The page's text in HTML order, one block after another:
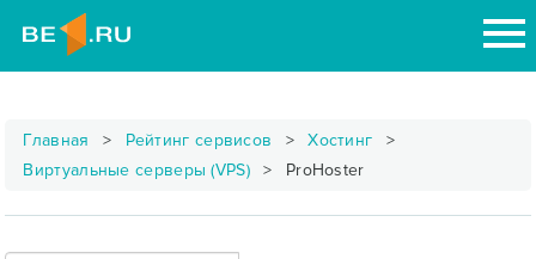
Главная Рейтинг сервисов
Хостинг
Виртуальные серверы (VPS)
ProHoster